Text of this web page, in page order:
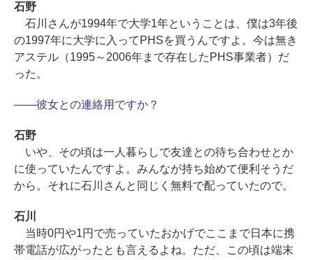
石野
石川さんが1994年で大学1年ということは、僕は3年後
の1997年に大学に入ってPHSを買うんですよ。今は無き
アステル（1995～2006年まで存在したPHS事業者）だ
った。
――彼女との連絡用ですか？
石野
いや、その頃は一人暮らしで友達との待ち合わせとか
に使っていたんですよ。みんなが持ち始めて便利そうだ
から。それに石川さんと同じく無料で配っていたので。
石川
当時0円や1円で売っていたおかげでここまで日本に携
帯電話が広がったとも言えるよね。ただ、この頃は端末